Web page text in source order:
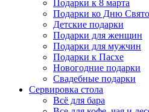
Подарки к 8 марта
Подарки ко Дню
Детские подарки
Подарки для женщин
Подарки для мужчин
Подарки к Пасхе
Новогодние подарки
Свадебные подарки
Сервировка стола
Всё для бара